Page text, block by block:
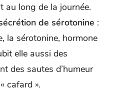
au long de la journée.
de sérotonine :
la sérotonine, hormone
elle aussi des
des sautes d’humeur
cafard ».